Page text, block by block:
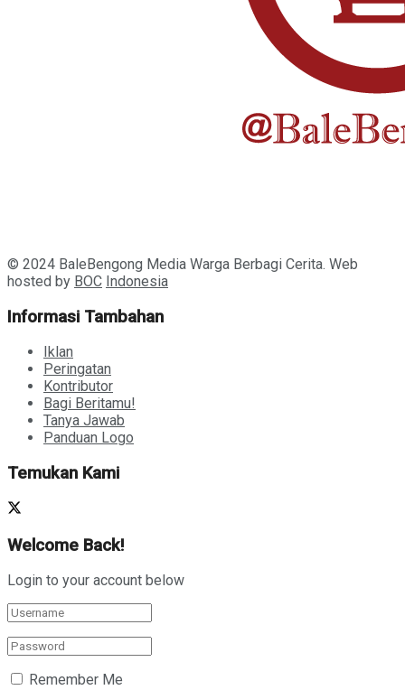
© 2024 BaleBengong Media Warga Berbagi Cerita. Web
hosted by BOC Indonesia
Informasi Tambahan
Iklan
Peringatan
Kontributor
Bagi Beritamu!
Tanya Jawab
Panduan Logo
Temukan Kami
Welcome Back!
Login to your account below
Remember Me